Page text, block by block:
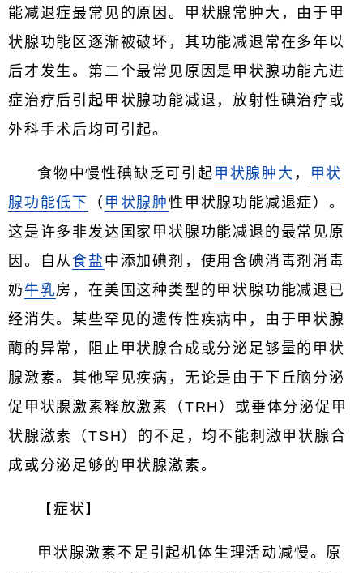
能减退症最常见的原因。甲状腺常肿大，由于甲
状腺功能区逐渐被破坏，其功能减退常在多年以
后才发生。第二个最常见原因是甲状腺功能亢进
症治疗后引起甲状腺功能减退，放射性碘治疗或
外科手术后均可引起。
食物中慢性碘缺乏可引起 甲状腺肿大 ，
甲状
腺功能低下
（ 甲状腺肿性甲状腺功能减退症）。
这是许多非发达国家甲状腺功能减退的最常见原
因。自从 食盐 中添加碘剂，使用含碘消毒剂消毒
奶 牛乳房，在美国这种类型的甲状腺功能减退已
经消失。某些罕见的遗传性疾病中，由于甲状腺
酶的异常，阻止甲状腺合成或分泌足够量的甲状
腺激素。其他罕见疾病，无论是由于下丘脑分泌
促甲状腺激素释放激素（TRH）或垂体分泌促甲
状腺激素（TSH）的不足，均不能刺激甲状腺合
成或分泌足够的甲状腺激素。
【症状】
甲状腺激素不足引起机体生理活动减慢。原